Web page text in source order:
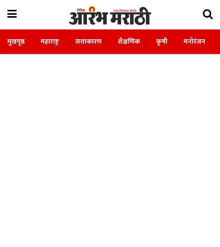
मुखपृष्ठ महाराष्ट्र सत्ताकारण शैक्षणिक कृषी मनोरंजन